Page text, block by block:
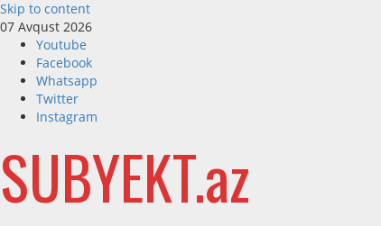
Skip to content
07 Avqust 2026
Youtube
Facebook
Whatsapp
Twitter
Instagram
SUBYEKT.az